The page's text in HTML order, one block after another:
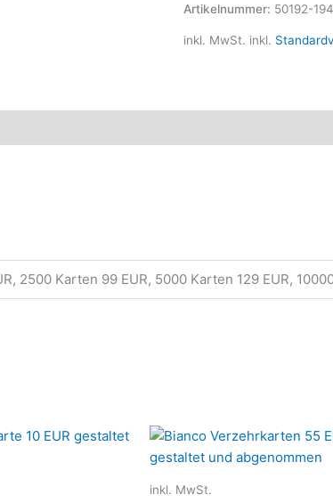
Artikelnummer: 50192-194
inkl. MwSt. inkl.
2500 Karten 99 EUR, 5000 Karten 129 EUR,
Dieses
inkl. MwSt.